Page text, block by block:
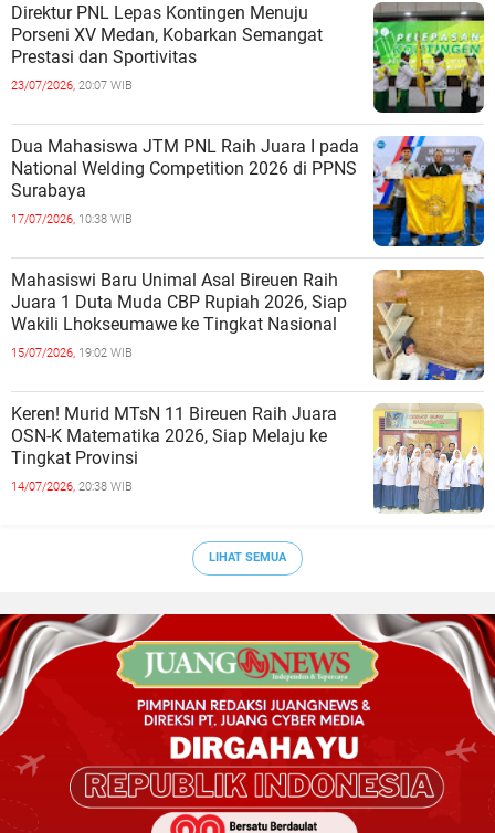
Direktur PNL Lepas Kontingen Menuju
Porseni XV Medan, Kobarkan Semangat
Prestasi dan Sportivitas
23/07/2026, 20:07 WIB
Dua Mahasiswa JTM PNL Raih Juara I pada
National Welding Competition 2026 di PPNS
Surabaya
17/07/2026, 10:38 WIB
Mahasiswi Baru Unimal Asal Bireuen Raih
Juara 1 Duta Muda CBP Rupiah 2026, Siap
Wakili Lhokseumawe ke Tingkat Nasional
15/07/2026, 19:02 WIB
Keren! Murid MTsN 11 Bireuen Raih Juara
OSN-K Matematika 2026, Siap Melaju ke
Tingkat Provinsi
14/07/2026, 20:38 WIB
LIHAT SEMUA